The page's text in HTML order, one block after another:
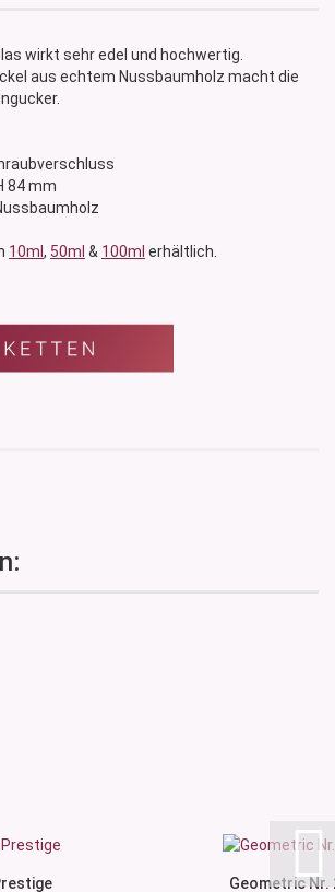
wirkt sehr edel und hochwertig.
aus echtem Nussbaumholz macht die
84 mm
10ml , 50ml & 100ml erhältlich.
Geometric Nr.